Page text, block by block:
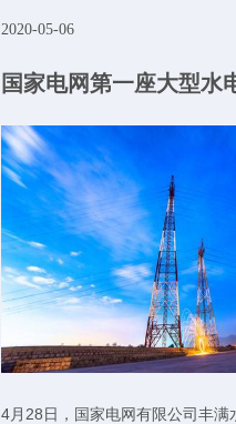
2020-05-06
4月28日，国家电网有限公司丰满